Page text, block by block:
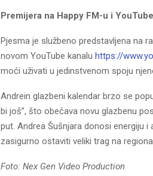
Premijera na Happy FM-u i
Pjesma je službeno predstavljena na
novom YouTube kanalu https://
moći uživati u jedinstvenom spoju
Andrein glazbeni kalendar brzo se
bi još”, što obećava novu glazbenu
put. Andrea Šušnjara donosi energiju
zasigurno ostaviti veliki trag na
Foto: Nex Gen Video Production